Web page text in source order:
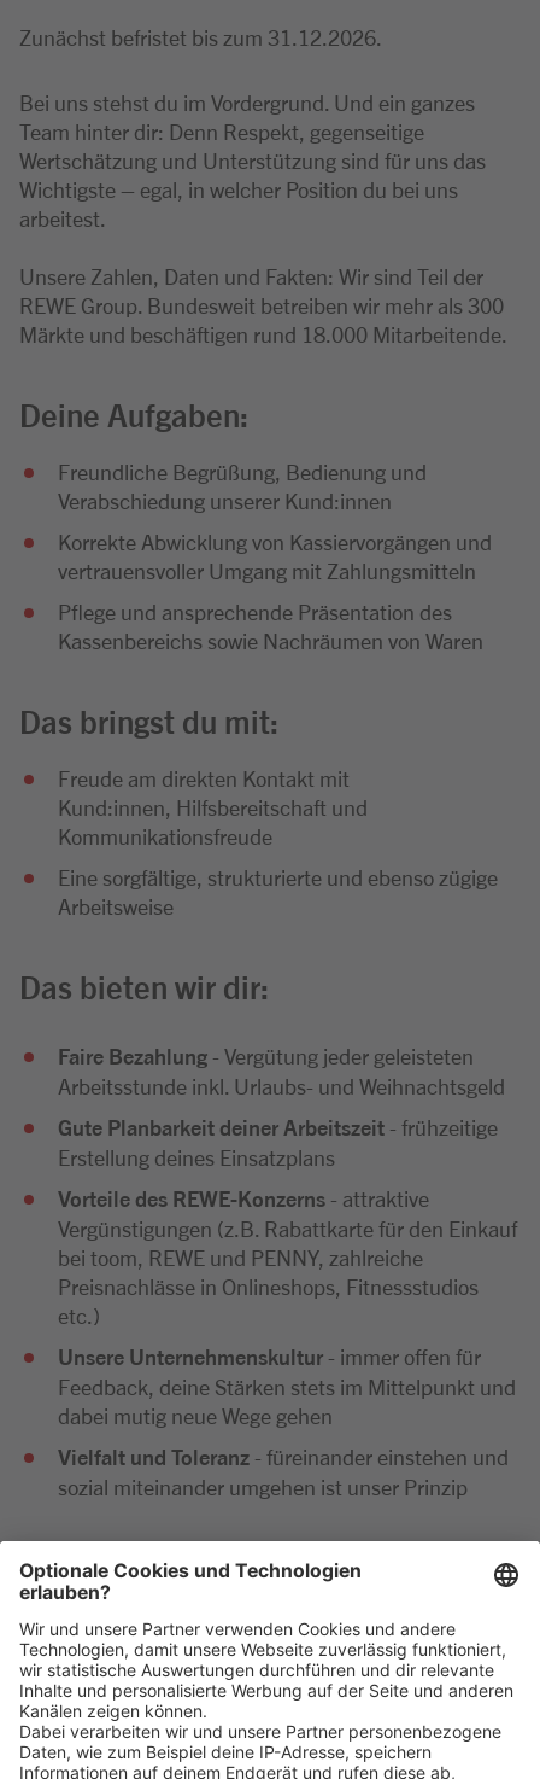
Zunächst befristet bis zum 31.12.2026.
Bei uns stehst du im Vordergrund. Und ein ganzes
Team hinter dir: Denn Respekt, gegenseitige
Wertschätzung und Unterstützung sind für uns das
Wichtigste – egal, in welcher Position du bei uns
arbeitest.
Unsere Zahlen, Daten und Fakten: Wir sind Teil der
REWE Group. Bundesweit betreiben wir mehr als 300
Märkte und beschäftigen rund 18.000 Mitarbeitende.
Deine Aufgaben:
Freundliche Begrüßung, Bedienung und
Verabschiedung unserer Kund:innen
Korrekte Abwicklung von Kassiervorgängen und
vertrauensvoller Umgang mit Zahlungsmitteln
Pflege und ansprechende Präsentation des
Kassenbereichs sowie Nachräumen von Waren
Das bringst du mit:
Freude am direkten Kontakt mit
Kund:innen, Hilfsbereitschaft und
Kommunikationsfreude
Eine sorgfältige, strukturierte und ebenso zügige
Arbeitsweise
Das bieten wir dir:
Faire Bezahlung - Vergütung jeder geleisteten
Arbeitsstunde inkl. Urlaubs- und Weihnachtsgeld
Gute Planbarkeit deiner Arbeitszeit - frühzeitige
Erstellung deines Einsatzplans
Vorteile des REWE-Konzerns - attraktive
Vergünstigungen (z.B. Rabattkarte für den Einkauf
bei toom, REWE und PENNY, zahlreiche
Preisnachlässe in Onlineshops, Fitnessstudios
etc.)
Unsere Unternehmenskultur - immer offen für
Feedback, deine Stärken stets im Mittelpunkt und
dabei mutig neue Wege gehen
Vielfalt und Toleranz - füreinander einstehen und
sozial miteinander umgehen ist unser Prinzip
diese ausschließlich digital ein. Im Anschluss an deine
Bewerbung kommen wir zeitnah per E-Mail oder
telefonisch auf dich zu.